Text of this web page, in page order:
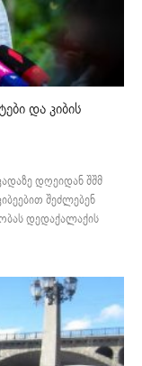
და კიბის
დღეიდან შშმ
შეძლებენ
დედაქალაქის